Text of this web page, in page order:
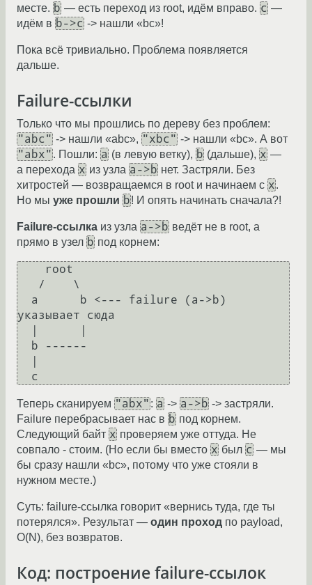
месте. b — есть переход из root, идём вправо. c —
идём в b->c -> нашли «bc»!
Пока всё тривиально. Проблема появляется
дальше.
Failure-ссылки
Только что мы прошлись по дереву без проблем:
"abc" -> нашли «abc», "xbc" -> нашли «bc». А вот
"abx" . Пошли: a (в левую ветку), b (дальше), x —
а перехода x из узла a->b нет. Застряли. Без
хитростей — возвращаемся в root и начинаем с x.
Но мы уже прошли b! И опять начинать сначала?!
Failure-ссылка из узла a->b ведёт не в root, а
прямо в узел b под корнем:
указывает сюда
Теперь сканируем "abx" : a -> a->b -> застряли.
Failure перебрасывает нас в b под корнем.
Следующий байт x проверяем уже оттуда. Не
совпало - стоим. (Но если бы вместо x был c — мы
бы сразу нашли «bc», потому что уже стояли в
нужном месте.)
Суть: failure-ссылка говорит «вернись туда, где ты
потерялся». Результат — один проход по payload,
O(N), без возвратов.
Код: построение failure-ссылок